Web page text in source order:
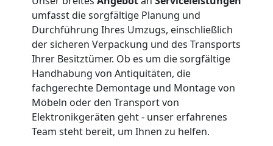
umfasst die sorgfältige Planung und
Durchführung Ihres Umzugs, einschließlich
der sicheren Verpackung und des Transports
Ihrer Besitztümer. Ob es um die sorgfältige
Handhabung von Antiquitäten, die
fachgerechte Demontage und Montage von
Möbeln oder den Transport von
Elektronikgeräten geht - unser erfahrenes
Team steht bereit, um Ihnen zu helfen.
International
Internationaler
Umzug
Nationaler